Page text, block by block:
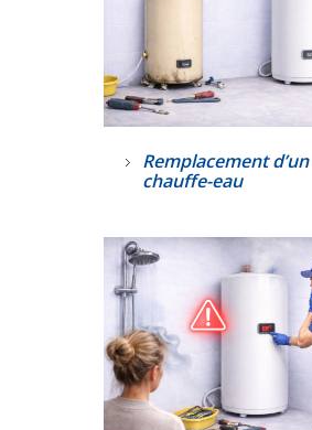
Remplacement d’un
chauffe-eau